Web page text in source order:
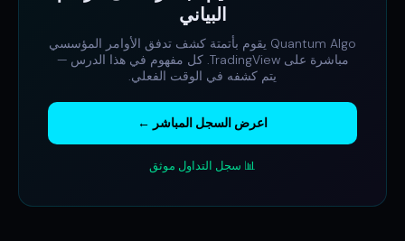
البياني
Quantum Algo يقوم بأتمتة كشف تدفق الأوامر المؤسسي
مباشرة على TradingView. كل مفهوم في هذا الدرس —
يتم كشفه في الوقت الفعلي.
اعرض السجل المباشر ←
📊 سجل التداول موثق